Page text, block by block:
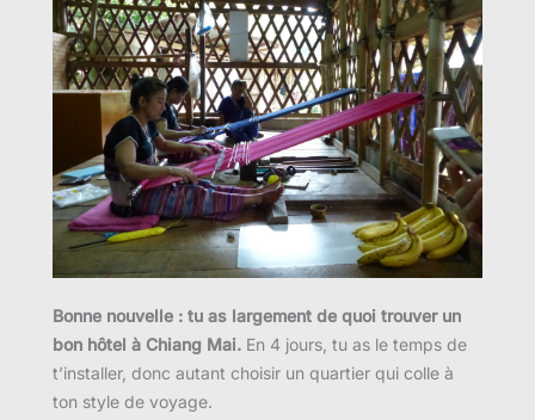
Bonne nouvelle : tu as largement de quoi trouver un
bon hôtel à Chiang Mai. En 4 jours, tu as le temps de
t’installer, donc autant choisir un quartier qui colle à
ton style de voyage.